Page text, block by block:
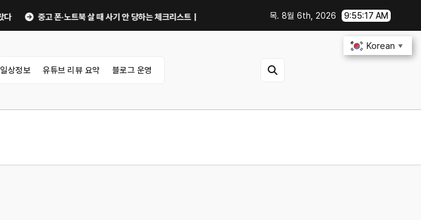
중고 폰·노트북 살 때 사기 안 당하는 체크리스트｜직거래 전 무엇을 확인해야 할까? GTX 1060에서 PowerColor 라데
목. 8월 6th, 2026 9:55:18 AM
일상정보 유튜브 리뷰 요약 블로그 운영
Korean ▼